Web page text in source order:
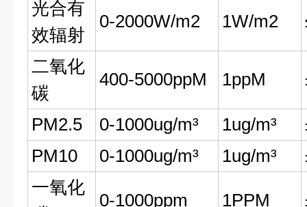
光合有
效辐射
0-2000W/m2 1W/m2
二氧化
碳
400-5000ppM 1ppM
PM2.5 0-1000ug/m³ 1ug/m³
PM10
0-1000ug/m³ 1ug/m³
一氧化
0-1000ppm 1PPM